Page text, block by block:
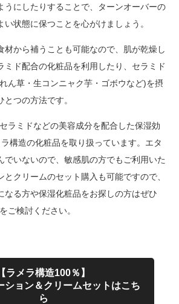
うにしたりすることで、ターンオーバーの
い状態に保つことを心がけましょう。
材から補うことも可能なので、肌が乾燥し
ミド配合の化粧品を利用したり、セラミド
ん草・生コンニャク芋・ゴボウなど)を摂
つの方法です。
ラミドなどの美容成分を配合した保湿効
構造の化粧品を取り扱っています。エタ
でいないので、敏感肌の方でもご利用いた
とクリームのセット購入も可能ですので、
なる方や保湿化粧品をお探しの方はぜひ
ご検討ください。
【ラメラ構造100％】
ション＆クリームセットはこち
ら